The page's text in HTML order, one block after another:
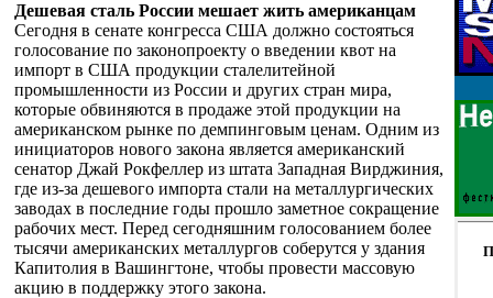
Дешевая сталь России мешает жить американцам
Сегодня в сенате конгресса США должно состояться
голосование по законопроекту о введении квот на
импорт в США продукции сталелитейной
промышленности из России и других стран мира,
которые обвиняются в продаже этой продукции на
американском рынке по демпинговым ценам. Одним из
инициаторов нового закона является американский
сенатор Джай Рокфеллер из штата Западная Вирджиния,
где из-за дешевого импорта стали на металлургических
заводах в последние годы прошло заметное сокращение
рабочих мест. Перед сегодняшним голосованием более
тысячи американских металлургов соберутся у здания
Капитолия в Вашингтоне, чтобы провести массовую
акцию в поддержку этого закона.